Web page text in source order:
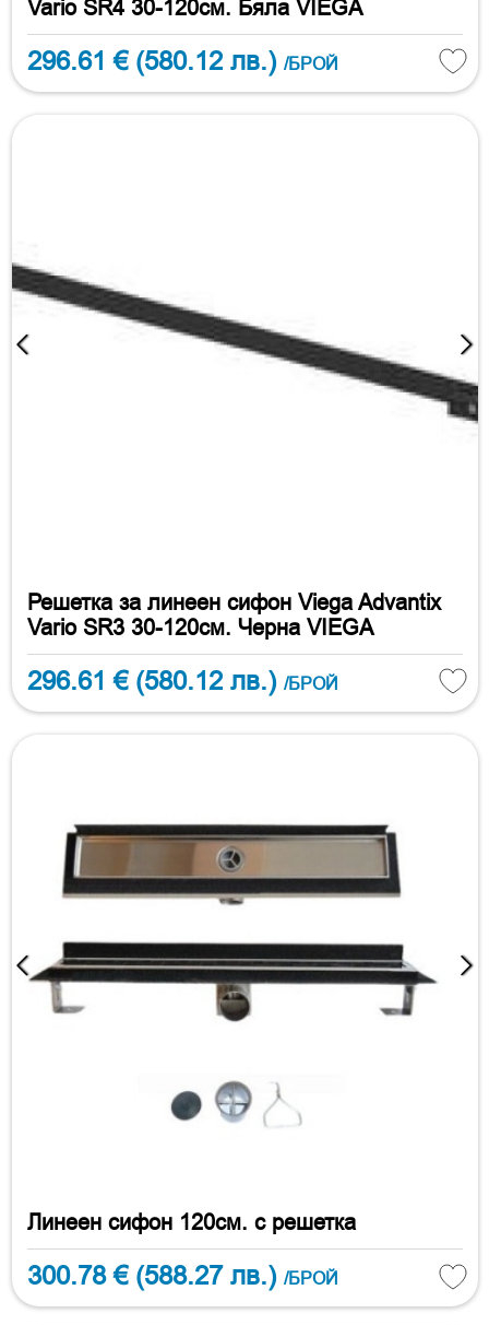
Vario SR4 30-120см. Бяла VIEGA
296.61 € (580.12 лв.) /БРОЙ
Решетка за линеен сифон Viega Advantix
Vario SR3 30-120см. Черна VIEGA
296.61 € (580.12 лв.) /БРОЙ
Линеен сифон 120см. с решетка
300.78 € (588.27 лв.) /БРОЙ